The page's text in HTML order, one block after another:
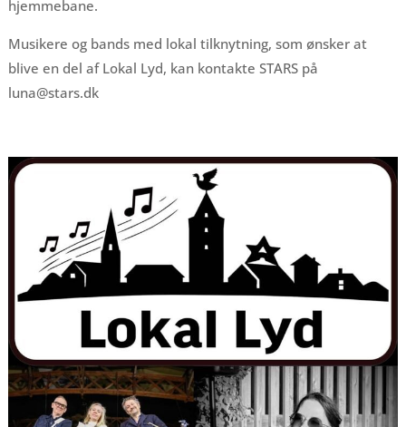
hjemmebane.
Musikere og bands med lokal tilknytning, som ønsker at
blive en del af Lokal Lyd, kan kontakte STARS på
luna@stars.dk